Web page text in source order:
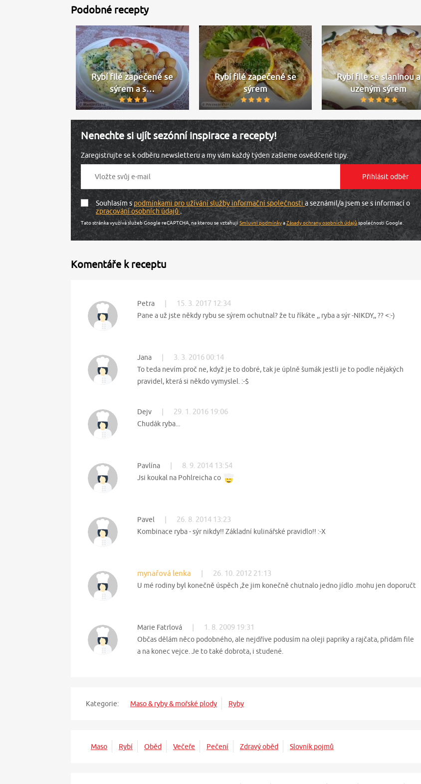
Podobné recepty
Rybí filé zapečené se
sýrem a s…
Rybí filé zapečené se
sýrem
Rybí file se slaninou a
uzeným sýrem
Nenechte si ujít sezónní inspirace a recepty!
Zaregistrujte se k odběru newsletteru a my vám každý týden zašleme osvědčené tipy.
Souhlasím spodmínkami pro užívání služby informační společnosti a seznámil/a jsem se s informací o
zpracování osobních údajů.
Tato stránka využívá služeb Google reCAPTCHA, na kterou se vztahujíSmluvní podmínkyaZásady ochrany osobních údajůspolečnosti Google.
Komentáře k receptu
Petra 15. 3. 2017 12:34
Pane a už jste někdy rybu se sýrem ochutnal? že tu říkáte ,, ryba a sýr -NIKDY,, ?? <:-)
Jana 3. 3. 2016 00:14
To teda nevím proč ne, když je to dobré, tak je úplně šumák jestli je to podle nějakých
pravidel, která si někdo vymyslel. :-$
Dejv 29. 1. 2016 19:06
Chudák ryba...
Pavlína 8. 9. 2014 13:54
Jsi koukal na Pohlreicha co
Pavel 26. 8. 2014 13:23
Kombinace ryba - sýr nikdy!! Základní kulinářské pravidlo!! :-X
mynařová lenka 26. 10. 2012 21:13
U mé rodiny byl konečně úspěch ,že jim konečně chutnalo jedno jídlo .mohu jen doporučt
Marie Fatrlová 1. 8. 2009 19:31
Občas dělám něco podobného, ale nejdříve podusím na oleji papriky a rajčata, přidám file
a na konec vejce. Je to také dobrota, i studené.
Kategorie: Maso & ryby & mořské plody Ryby
Maso Rybí Oběd Večeře Pečení Zdravý oběd Slovník pojmů